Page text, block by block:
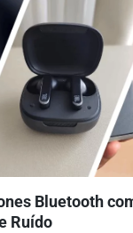
Bluetooth
Ruído